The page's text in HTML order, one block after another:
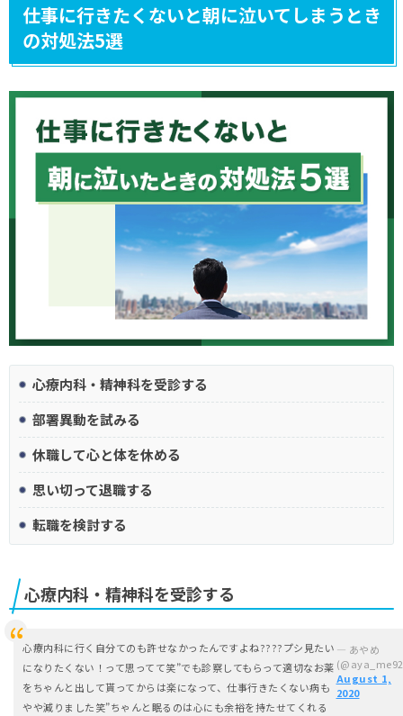
仕事に行きたくないと朝に泣いてしまうとき
の対処法5選
心療内科・精神科を受診する
部署異動を試みる
休職して心と体を休める
思い切って退職する
転職を検討する
心療内科・精神科を受診する
心療内科に行く自分てのも許せなかったんですよね????プシ見たい
になりたくない！って思ってて笑”でも診察してもらって適切なお薬
をちゃんと出して貰ってからは楽になって、仕事行きたくない病も
やや減りました笑”ちゃんと眠るのは心にも余裕を持たせてくれる
— あやめ
August 1,
2020